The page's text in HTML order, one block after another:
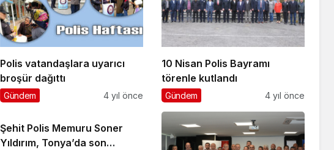
Polis vatandaşlara uyarıcı
broşür dağıttı
Gündem 4 yıl önce
10 Nisan Polis Bayramı
törenle kutlandı
Gündem 4 yıl önce
Şehit Polis Memuru Soner
Yıldırım, Tonya’da son